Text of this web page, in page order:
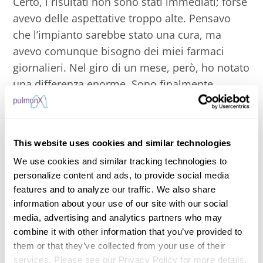
This website uses cookies and similar technologies
We use cookies and similar tracking technologies to
personalize content and ads, to provide social media
features and to analyze our traffic. We also share
information about your use of our site with our social
media, advertising and analytics partners who may
combine it with other information that you’ve provided to
them or that they’ve collected from your use of their
services. Please see our Privacy Policy for more details.
avevo delle aspettative troppo alte. Pensavo
che l’impianto sarebbe stato una cura, ma
avevo comunque bisogno dei miei farmaci
giornalieri. Nel giro di un mese, però, ho notato
una differenza enorme. Sono finalmente
riuscita a tornare alle attività di tutti i giorni, a
ancora molto bene. La funzione polmonare è la
stessa di sette anni fa, come se la malattia non
sia progredita. Uso ancora il mio ossigeno, ma
ora sono tornata alla mia vita. Posso cucinare,
pulire e socializzare. Posso concedermi delle
uscite con mio marito. Posso fare compere con
le mie figlie. Sono felice di essere tornata a